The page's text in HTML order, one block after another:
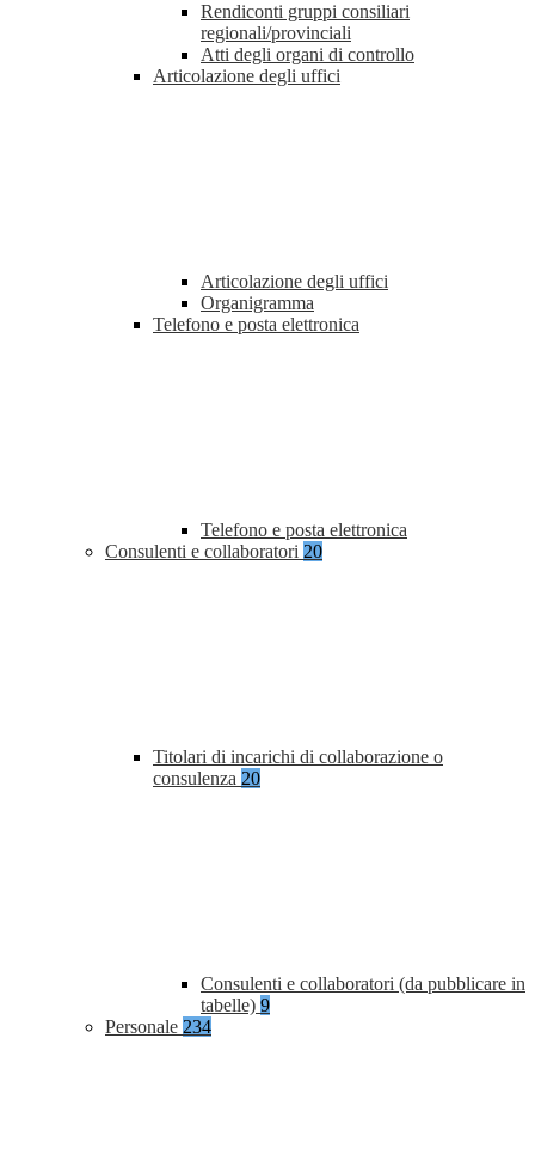
Rendiconti gruppi consiliari
regionali/provinciali
Atti degli organi di controllo
Articolazione degli uffici
Articolazione degli uffici
Organigramma
Telefono e posta elettronica
Telefono e posta elettronica
Consulenti e collaboratori 20
Titolari di incarichi di collaborazione o
consulenza 20
Consulenti e collaboratori (da pubblicare in
tabelle) 9
Personale 234